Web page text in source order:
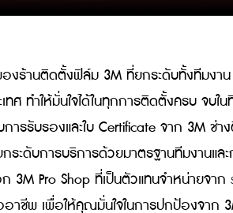
งสุดของร้านติดตั้งฟิล์ม 3M ที่ยกระดับ
ระเทศ ทำให้มั่นใจได้ในทุกการติดตั้ง
ด้รับการรับรองและใบ Certificate จ